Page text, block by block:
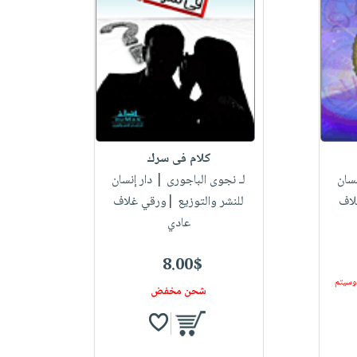
كلام فى سرك
لـ نجوى الباجورى | دار إنسان
للنشر والتوزيع |ورقي غلاف
عادي
8.00$
شحن مخفض